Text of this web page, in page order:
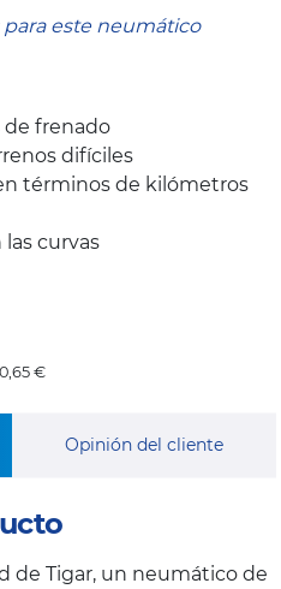
este neumático
de frenado
difíciles
términos de kilómetros
curvas
€
Opinión del cliente
de Tigar, un neumático de